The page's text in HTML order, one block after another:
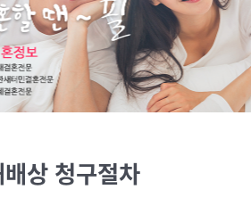
상 청구절차